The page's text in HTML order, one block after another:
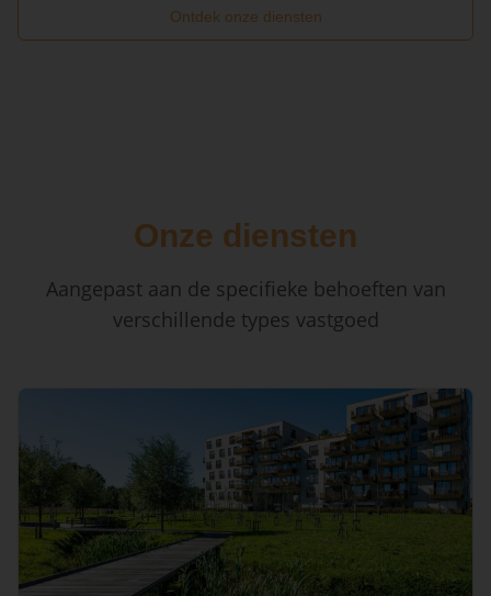
Ontdek onze diensten
Onze diensten
Aangepast aan de specifieke behoeften van
verschillende types vastgoed